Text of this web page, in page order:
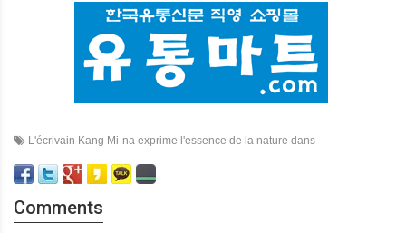
L'écrivain Kang Mi-na exprime l'essence de la nature dans
Comments